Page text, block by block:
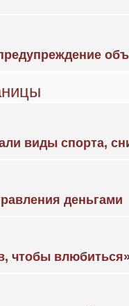
виды спорта,
деньгами
чтобы